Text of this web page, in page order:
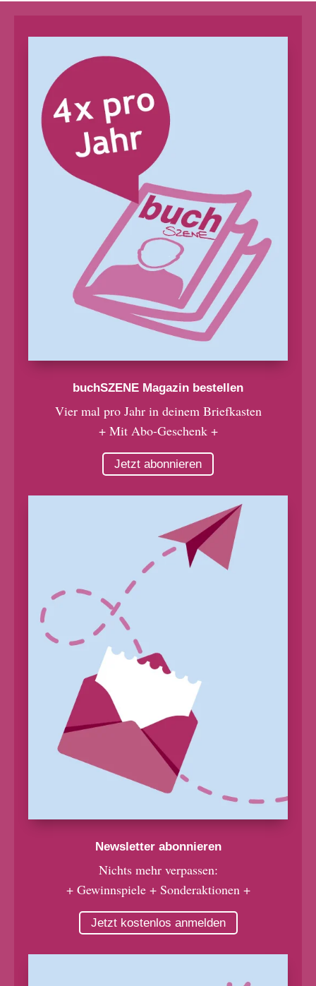
buchSZENE Magazin bestellen
Vier mal pro Jahr in deinem Briefkasten
+ Mit Abo-Geschenk +
Jetzt abonnieren
Newsletter abonnieren
Nichts mehr verpassen:
+ Gewinnspiele + Sonderaktionen +
Jetzt kostenlos anmelden